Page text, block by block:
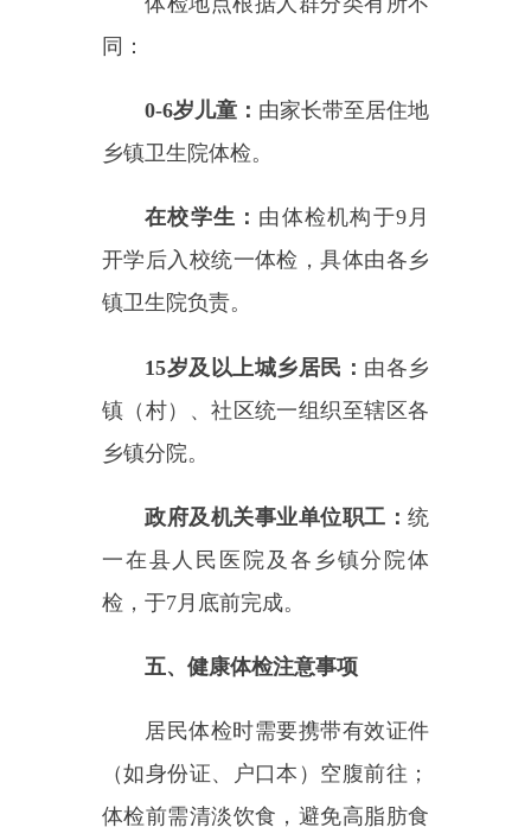
乡镇分院。
一在县人民医院及各乡镇分院体
检，于7月底前完成。
五、健康体检注意事项
（如身份证、户口本）空腹前往；
体检前需清淡饮食，避免高脂肪食
病者待病情好转后体检；检查完毕
后将体检单交工作人员。
六、体检后事宜
体检结束后，体检机构将反馈
体检报告。居民可通过关注“新疆
根据医生建议及时就医或保持良好
生活习惯。
七、咨询电话